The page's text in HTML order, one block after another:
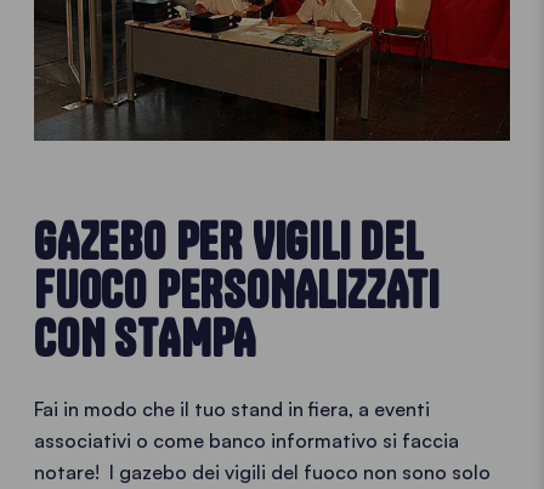
GAZEBO PER VIGILI DEL
FUOCO PERSONALIZZATI
CON STAMPA
Fai in modo che il tuo stand in fiera, a eventi
associativi o come banco informativo si faccia
notare! I gazebo dei vigili del fuoco non sono solo